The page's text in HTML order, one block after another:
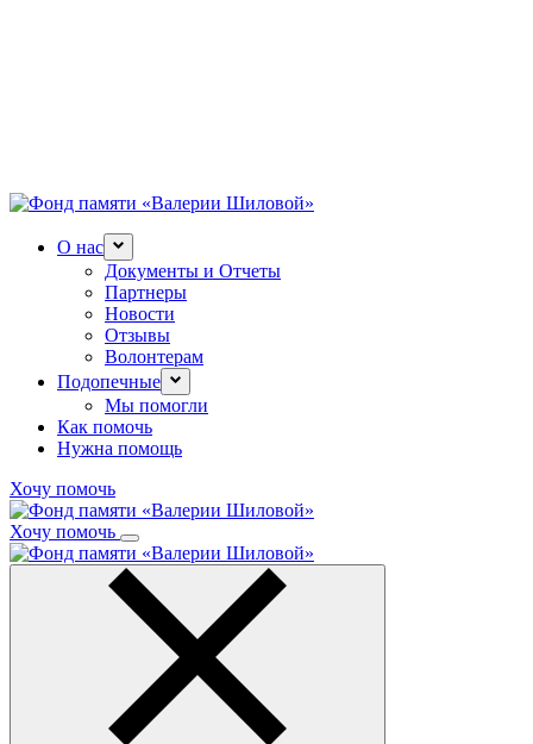
О нас
Документы и Отчеты
Партнеры
Новости
Отзывы
Волонтерам
Подопечные
Мы помогли
Как помочь
Нужна помощь
Хочу помочь
Хочу помочь